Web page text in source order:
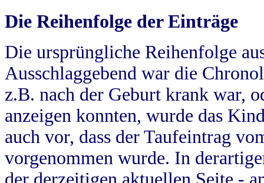
Die Reihenfolge der Einträge
Die ursprüngliche Reihenfolge
Ausschlaggebend war die
z.B. nach der Geburt krank war,
anzeigen konnten, wurde das
auch vor, dass der Taufeintrag
vorgenommen wurde. In